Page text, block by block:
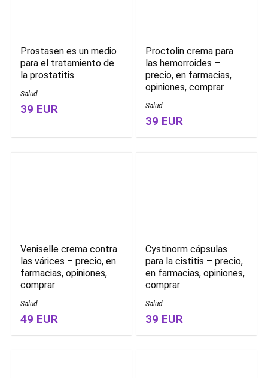
Prostasen es un medio
para el tratamiento de
la prostatitis
Salud
39 EUR
Proctolin crema para
las hemorroides –
precio, en farmacias,
opiniones, comprar
Salud
39 EUR
Veniselle crema contra
las várices – precio, en
farmacias, opiniones,
comprar
Salud
49 EUR
Cystinorm cápsulas
para la cistitis – precio,
en farmacias, opiniones,
comprar
Salud
39 EUR